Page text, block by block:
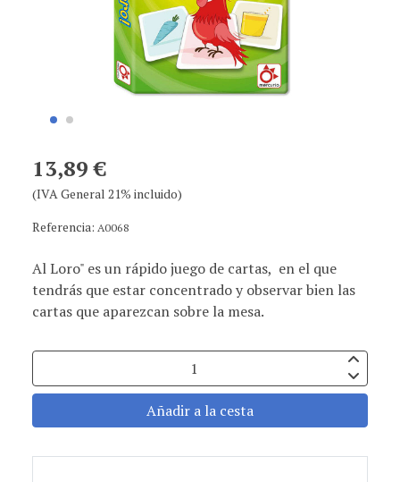
13,89 €
(IVA General 21% incluido)
Referencia: A0068
Al Loro" es un rápido juego de cartas, en el que
tendrás que estar concentrado y observar bien las
cartas que aparezcan sobre la mesa.
Añadir a la cesta